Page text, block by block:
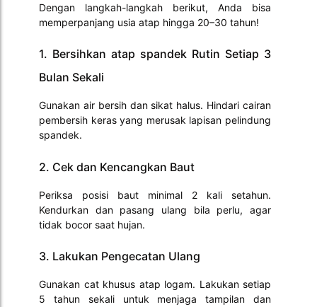
Dengan langkah-langkah berikut, Anda bisa
memperpanjang usia atap hingga 20–30 tahun!
1. Bersihkan atap spandek Rutin Setiap 3
Bulan Sekali
Gunakan air bersih dan sikat halus. Hindari cairan
pembersih keras yang merusak lapisan pelindung
spandek.
2. Cek dan Kencangkan Baut
Periksa posisi baut minimal 2 kali setahun.
Kendurkan dan pasang ulang bila perlu, agar
tidak bocor saat hujan.
3. Lakukan Pengecatan Ulang
Gunakan cat khusus atap logam. Lakukan setiap
5 tahun sekali untuk menjaga tampilan dan